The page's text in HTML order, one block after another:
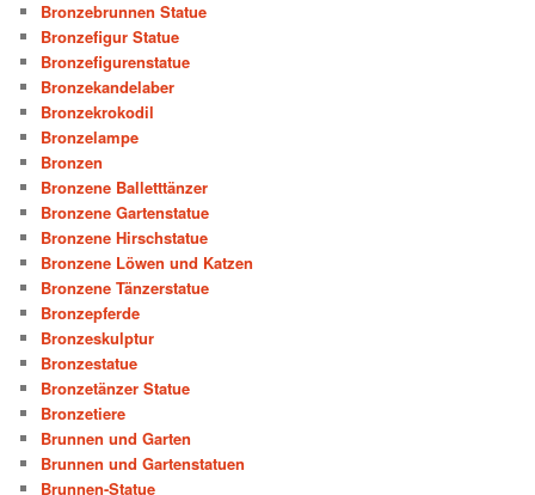
Bronzebrunnen Statue
Bronzefigur Statue
Bronzefigurenstatue
Bronzekandelaber
Bronzekrokodil
Bronzelampe
Bronzen
Bronzene Balletttänzer
Bronzene Gartenstatue
Bronzene Hirschstatue
Bronzene Löwen und Katzen
Bronzene Tänzerstatue
Bronzepferde
Bronzeskulptur
Bronzestatue
Bronzetänzer Statue
Bronzetiere
Brunnen und Garten
Brunnen und Gartenstatuen
Brunnen-Statue